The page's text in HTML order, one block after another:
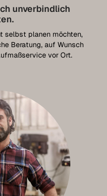
unverbindlich
selbst planen möchten,
Beratung, auf Wunsch
vor Ort.